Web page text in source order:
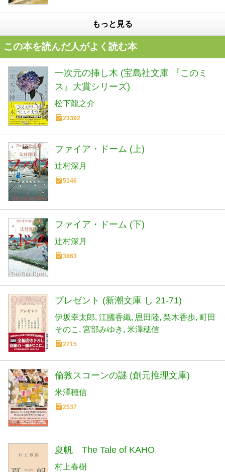
もっと見る
この本を読んだ人がよく読む本
一次元の挿し木 (宝島社文庫 『このミ
ス』大賞シリーズ)
松下龍之介
23392
ファイア・ドーム (上)
辻村深月
5146
ファイア・ドーム (下)
辻村深月
3863
プレゼント (新潮文庫 し 21-71)
伊坂幸太郎 江國香織 恩田陸 梨木香歩 町田
そのこ
宮部みゆき 米澤穂信
2715
倫敦スコーンの謎 (創元推理文庫)
米澤穂信
2537
夏帆 The Tale of KAHO
村上春樹